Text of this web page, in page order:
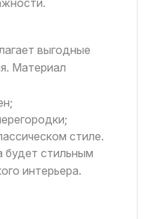
выгодные
Материал
стиле.
будет стильным
интерьера.